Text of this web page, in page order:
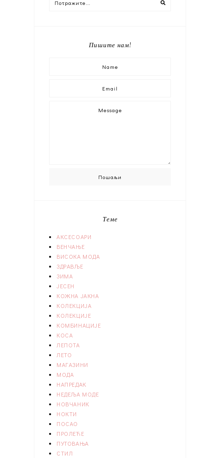
Пишите нам!
Теме
АКСЕСОАРИ
ВЕНЧАЊЕ
ВИСОКА МОДА
ЗДРАВЉЕ
ЗИМА
ЈЕСЕН
КОЖНА ЈАКНА
КОЛЕКЦИЈА
КОЛЕКЦИЈЕ
КОМБИНАЦИЈЕ
КОСА
ЛЕПОТА
ЛЕТО
МАГАЗИНИ
МОДА
НАПРЕДАК
НЕДЕЉА МОДЕ
НОВЧАНИК
НОКТИ
ПОСАО
ПРОЛЕЋЕ
ПУТОВАЊА
СТИЛ